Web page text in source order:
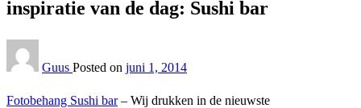
inspiratie van de dag: Sushi bar
Guus Posted on juni 1, 2014
Fotobehang Sushi bar– Wij drukken in de nieuwste